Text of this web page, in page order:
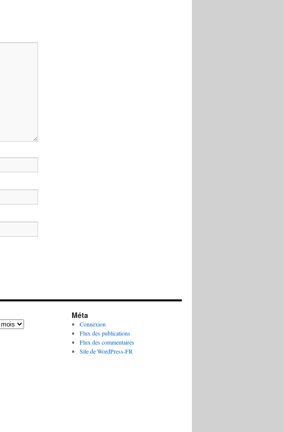
Méta
Connexion
Flux des publications
Flux des commentaires
Site de WordPress-FR